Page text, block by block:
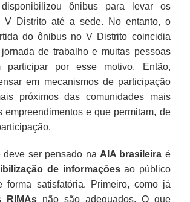
ônibus para levar os
V Distrito até a sede. No entanto, o
do ônibus no V Distrito coincidia
de trabalho e muitas pessoas
participar por esse motivo. Então,
em mecanismos de participação
próximos das comunidades mais
empreendimentos e que permitam, de
deve ser pensado na AIA brasileira é
de informaçõesao público
forma satisfatória. Primeiro, como já
RIMAs não são adequados. O que